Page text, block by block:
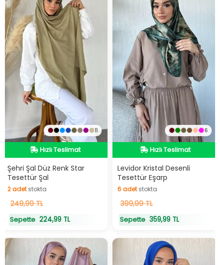
11
Hızlı Teslimat
Hızlı Teslimat
Şehri Şal Düz Renk Star
Tesettür Şal
2adetstokta
2adetstokta
249,99 TL
Sepette 224,99 TL
6
Hızlı Teslimat
Hızlı Teslimat
Levidor Kristal Desenli
Tesettür Eşarp
6adetstokta
6adetstokta
399,99 TL
Sepette 359,99 TL